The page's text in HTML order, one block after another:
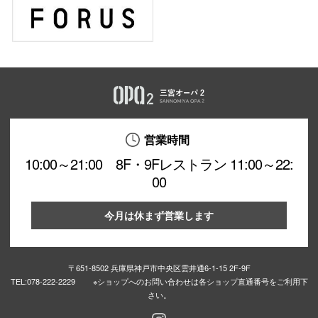
営業時間
10:00～21:00 8F・9Fレストラン 11:00～22:
00
今月は休まず営業します
〒651-8502 兵庫県神戸市中央区雲井通6-1-15 2F-9F
TEL:078-222-2229 ※ショップへのお問い合わせは各ショップ直通番号をご利用下
さい。